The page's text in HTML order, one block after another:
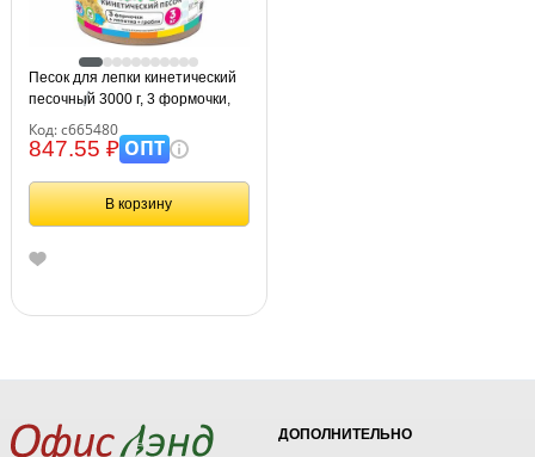
Песок для лепки кинетический
песочный 3000 г, 3 формочки,
BRAUBERG KIDS, 665480
Код: с665480
847.55 ₽ОПТ
В корзину
ДОПОЛНИТЕЛЬНО